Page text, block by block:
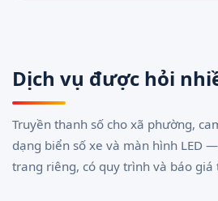
Dịch vụ được hỏi
Truyền thanh số cho xã phường,
dạng biển số xe và màn hình LED
trang riêng, có quy trình và báo